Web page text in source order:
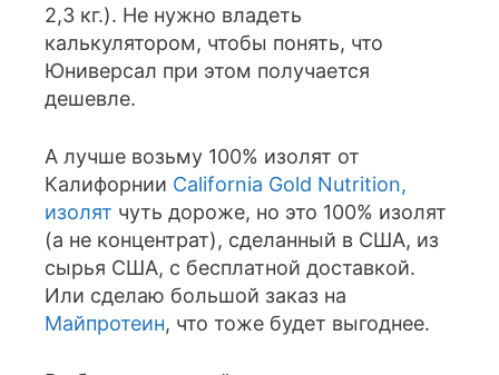
2,3 кг.). Не нужно владеть
калькулятором, чтобы понять, что
Юниверсал при этом получается
дешевле.
А лучше возьму 100% изолят от
Калифорнии California Gold Nutrition,
изолят чуть дороже, но это 100% изолят
(а не концентрат), сделанный в США, из
сырья США, с бесплатной доставкой.
Или сделаю большой заказ на
Майпротеин, что тоже будет выгоднее.